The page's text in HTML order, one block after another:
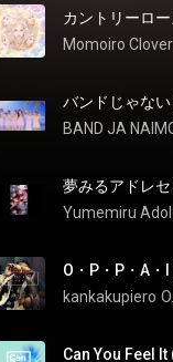
Momoiro
バンドじゃない
BAND JA
夢みるアドレセ
Yumemiru
kankakupiero